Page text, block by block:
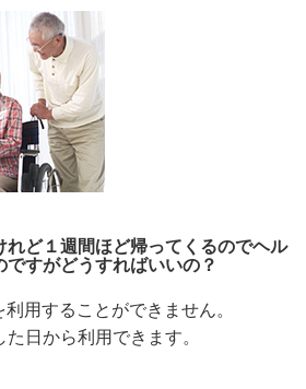
ど１週間ほど帰ってくるのでヘル
すがどうすればいいの？
用することができません。
日から利用できます。